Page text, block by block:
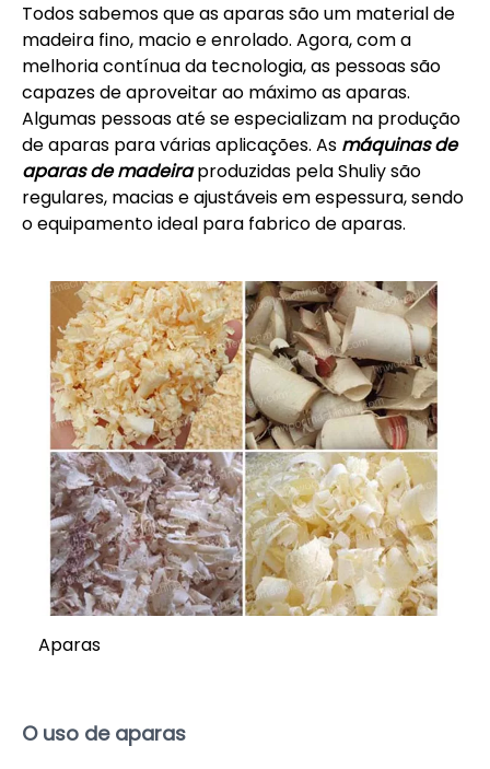
Todos sabemos que as aparas são um material de
madeira fino, macio e enrolado. Agora, com a
melhoria contínua da tecnologia, as pessoas são
capazes de aproveitar ao máximo as aparas.
Algumas pessoas até se especializam na produção
de aparas para várias aplicações. As máquinas de
aparas de madeiraproduzidas pela Shuliy são
regulares, macias e ajustáveis em espessura, sendo
o equipamento ideal para fabrico de aparas.
Aparas
O uso de aparas